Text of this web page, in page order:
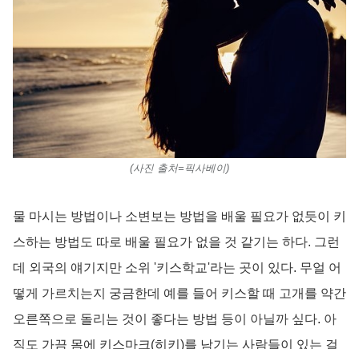
(사진 출처=픽사베이)
물 마시는 방법이나 소변보는 방법을 배울 필요가 없듯이 키
스하는 방법도 따로 배울 필요가 없을 것 같기는 하다. 그런
데 외국의 얘기지만 소위 '키스학교'라는 곳이 있다. 무얼 어
떻게 가르치는지 궁금한데 예를 들어 키스할 때 고개를 약간
오른쪽으로 돌리는 것이 좋다는 방법 등이 아닐까 싶다. 아
직도 가끔 몸에 키스마크(히키)를 남기는 사람들이 있는 걸